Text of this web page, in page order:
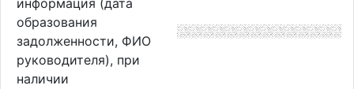
образования
задолженности, ФИО
руководителя), при
наличии